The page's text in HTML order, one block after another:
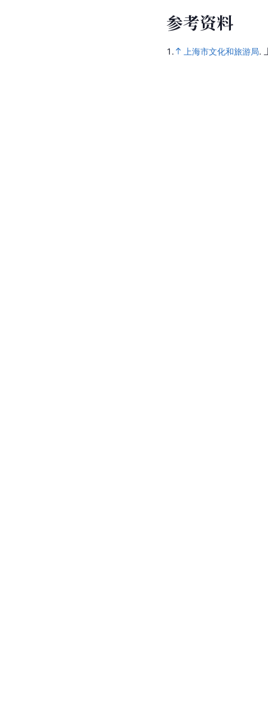
参考资料
1. 上海市文化和旅游局.